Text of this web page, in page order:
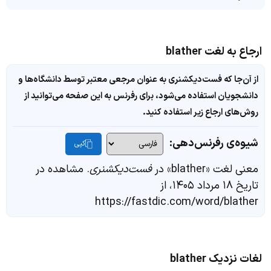
ارجاع به لغت blather
از آن‌جا که فست‌دیکشنری به عنوان مرجعی معتبر توسط دانشگاه‌ها و
دانشجویان استفاده می‌شود، برای رفرنس به این صفحه می‌توانید از
روش‌های ارجاع زیر استفاده کنید.
شیوه‌ی رفرنس‌دهی: کپی
معنی لغت «blather» در فست‌دیکشنری. مشاهده در
تاریخ ۱۸ مرداد ۱۴۰۵، از
https://fastdic.com/word/blather
لغات نزدیک blather